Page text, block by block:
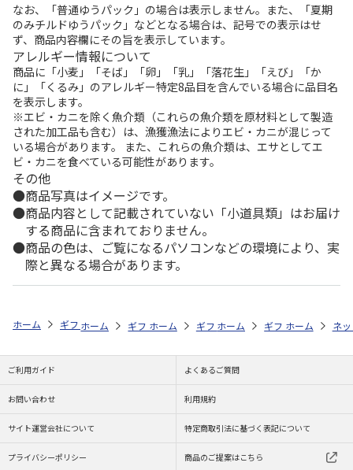
なお、「普通ゆうパック」の場合は表示しません。また、「夏期
のみチルドゆうパック」などとなる場合は、記号での表示はせ
ず、商品内容欄にその旨を表示しています。
アレルギー情報について
商品に「小麦」「そば」「卵」「乳」「落花生」「えび」「か
に」「くるみ」のアレルギー特定8品目を含んでいる場合に品目名
を表示します。
※エビ・カニを除く魚介類（これらの魚介類を原材料として製造
された加工品も含む）は、漁獲漁法によりエビ・カニが混じって
いる場合があります。 また、これらの魚介類は、エサとしてエ
ビ・カニを食べている可能性があります。
その他
商品写真はイメージです。
商品内容として記載されていない「小道具類」はお届け
する商品に含まれておりません。
商品の色は、ご覧になるパソコンなどの環境により、実
際と異なる場合があります。
ホーム ギフトストア お中元・夏ギフト特集 2026 ハム・お肉 ＜
ホーム ギフトストア お中元・夏ギフト特集 2026
ホーム ギフトストア お中元・夏ギフト
ホーム ギフトストア お
ホーム ネ
ご利用ガイド よくあるご質問
お問い合わせ 利用規約
サイト運営会社について 特定商取引法に基づく表記について
プライバシーポリシー 商品のご提案はこちら